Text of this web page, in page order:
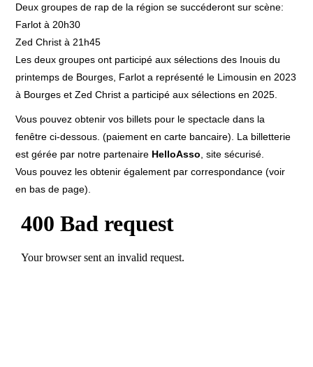
BILLETTERIE 18 MAI COBI
PRATIQUE
ASSOCIATION
MENTIONS LÉGALES
DESINSCRIPTION
PARTENAIRES
DEVENIR PARTENAIRE
PORTOFOLIO
Deux groupes de rap de la région se succéderont sur scène:
Farlot à 20h30
Zed Christ à 21h45
Les deux groupes ont participé aux sélections des Inouis du
printemps de Bourges, Farlot a représenté le Limousin en 2023
à Bourges et Zed Christ a participé aux sélections en 2025.
Vous pouvez obtenir vos billets pour le spectacle dans la
fenêtre ci-dessous. (paiement en carte bancaire). La billetterie
est gérée par notre partenaire HelloAsso , site sécurisé.
Vous pouvez les obtenir également par correspondance (voir
en bas de page).